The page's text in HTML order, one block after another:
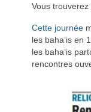
Vous trouverez
Cette journée
les baha’is en
les baha’is
rencontres